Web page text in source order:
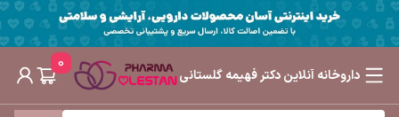
داروخانه آنلاین دکتر فهیمه گلستانی
0